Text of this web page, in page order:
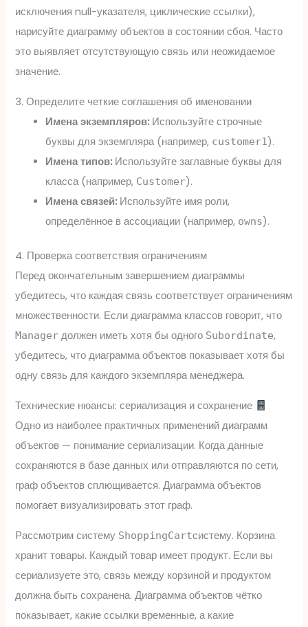
исключения null-указателя, циклические ссылки),
нарисуйте диаграмму объектов в состоянии сбоя. Часто
это выявляет отсутствующую связь или неожидаемое
значение.
3. Определите четкие соглашения об именовании
Имена экземпляров:Используйте строчные
буквы для экземпляра (например, customer1).
Имена типов:Используйте заглавные буквы для
класса (например, Customer).
Имена связей:Используйте имя роли,
определённое в ассоциации (например, owns).
4. Проверка соответствия ограничениям
Перед окончательным завершением диаграммы
убедитесь, что каждая связь соответствует ограничениям
множественности. Если диаграмма классов говорит, что
Manager должен иметь хотя бы одного Subordinate,
убедитесь, что диаграмма объектов показывает хотя бы
одну связь для каждого экземпляра менеджера.
Технические нюансы: сериализация и сохранение
Одно из наиболее практичных применений диаграмм
объектов — понимание сериализации. Когда данные
сохраняются в базе данных или отправляются по сети,
граф объектов сплющивается. Диаграмма объектов
помогает визуализировать этот граф.
Рассмотрим систему ShoppingCartсистему. Корзина
хранит товары. Каждый товар имеет продукт. Если вы
сериализуете это, связь между корзиной и продуктом
должна быть сохранена. Диаграмма объектов чётко
показывает, какие ссылки временные, а какие